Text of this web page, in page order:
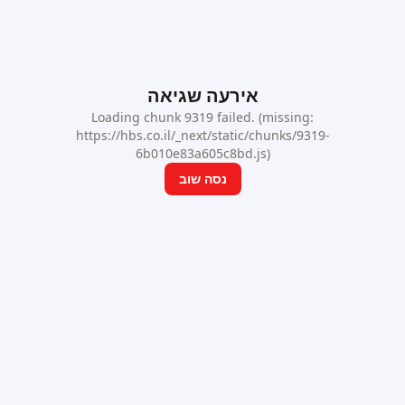
אירעה שגיאה
Loading chunk 9319 failed. (missing:
https://hbs.co.il/_next/static/chunks/9319-
6b010e83a605c8bd.js)